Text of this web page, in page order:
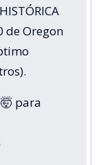
de Oregon
para